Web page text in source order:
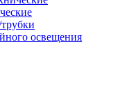
освещения